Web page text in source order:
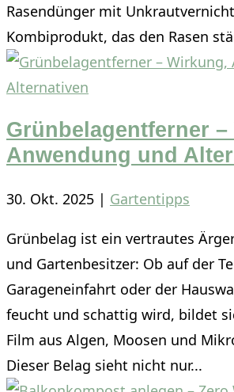
Rasendünger mit
Kombiprodukt, das den Rasen
Grünbelagentferner
Anwendung und
30. Okt. 2025 | Gartentipps
Grünbelag ist ein vertrautes
und Gartenbesitzer: Ob auf der
Garageneinfahrt oder der
feucht und schattig wird, bildet
Film aus Algen, Moosen und
Dieser Belag sieht nicht nur...